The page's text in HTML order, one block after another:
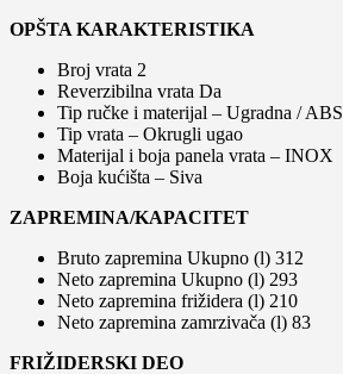
OPŠTA KARAKTERISTIKA
Broj vrata 2
Reverzibilna vrata Da
Tip ručke i materijal – Ugradna / ABS
Tip vrata – Okrugli ugao
Materijal i boja panela vrata – INOX
Boja kućišta – Siva
ZAPREMINA/KAPACITET
Bruto zapremina Ukupno (l) 312
Neto zapremina Ukupno (l) 293
Neto zapremina frižidera (l) 210
Neto zapremina zamrzivača (l) 83
FRIŽIDERSKI DEO